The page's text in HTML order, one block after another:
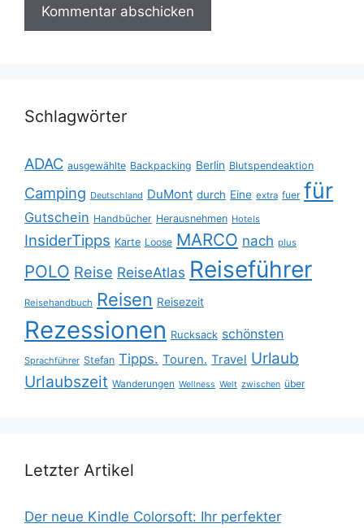
Schlagwörter
ADAC ausgewählte Backpacking Berlin Blutspendeaktion
Camping Deutschland DuMont durch Eine extra fuer für
Gutschein Handbücher Herausnehmen Hotels
InsiderTipps Karte Loose MARCO nach plus
POLO Reise ReiseAtlas Reiseführer
Reisehandbuch Reisen Reisezeit
Rezessionen Rucksack schönsten
Sprachführer Stefan Tipps. Touren. Travel Urlaub
Urlaubszeit Wanderungen Wellness Welt zwischen über
Letzter Artikel
Der neue Kindle Colorsoft: Ihr perfekter